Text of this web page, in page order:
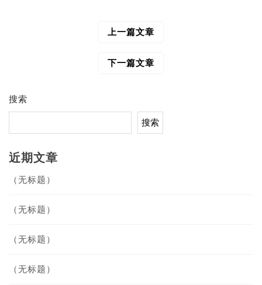
上一篇文章
下一篇文章
搜索
搜索
近期文章
（无标题）
（无标题）
（无标题）
（无标题）